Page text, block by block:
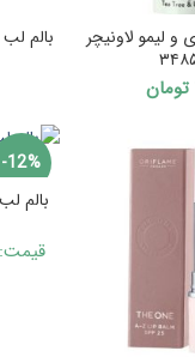
لیمو لاونیچر
تومان
-12%
قیمت: